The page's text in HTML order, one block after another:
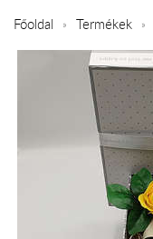
Főoldal Termékek